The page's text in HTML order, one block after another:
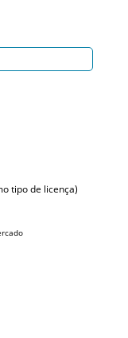
tipo de licença)